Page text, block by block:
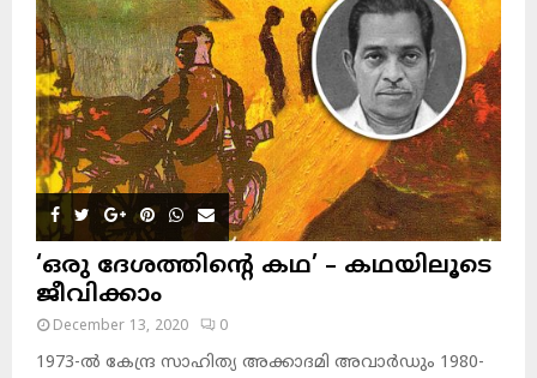
‘ഒരു ദേശത്തിന്റെ കഥ’ – കഥയിലൂടെ
ജീവിക്കാം
December 13, 2020 0
1973-ല്‍ കേന്ദ്ര സാഹിത്യ അക്കാദമി അവാര്‍ഡും 1980-